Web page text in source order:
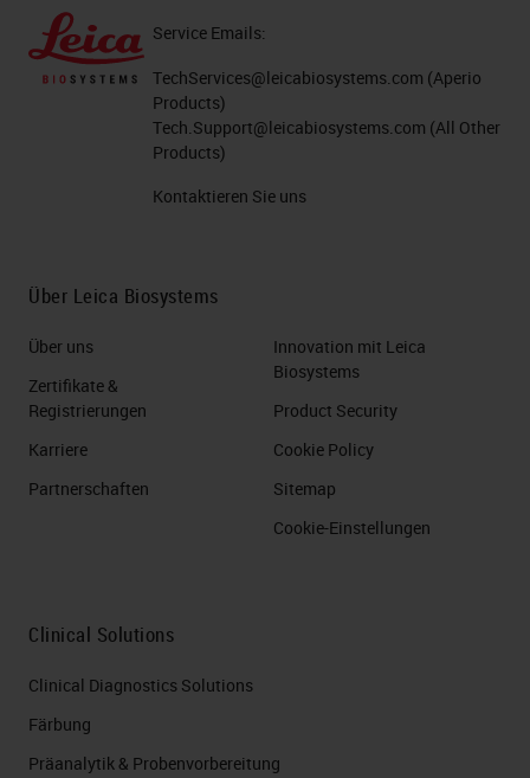
Service Emails:
TechServices@leicabiosystems.com (Aperio
Products)
Tech.Support@leicabiosystems.com (All Other
Products)
Kontaktieren Sie uns
Über Leica Biosystems
Über uns
Zertifikate &
Registrierungen
Karriere
Partnerschaften
Innovation mit Leica
Biosystems
Product Security
Cookie Policy
Sitemap
Cookie-Einstellungen
Clinical Solutions
Clinical Diagnostics Solutions
Färbung
Präanalytik & Probenvorbereitung